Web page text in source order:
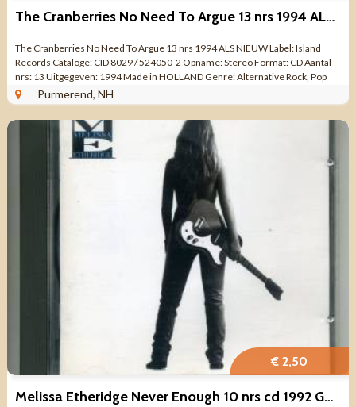
The Cranberries No Need To Argue 13 nrs 1994 ALS NIEUW
The Cranberries No Need To Argue 13 nrs 1994 ALS NIEUW Label: Island
Records Cataloge: CID 8029 / 524050-2 Opname: Stereo Format: CD Aantal
nrs: 13 Uitgegeven: 1994 Made in HOLLAND Genre: Alternative Rock, Pop
Rock Kwaliteit: ZO ...
Purmerend, NH
€ 2,50
Melissa Etheridge Never Enough 10 nrs cd 1992 GOED